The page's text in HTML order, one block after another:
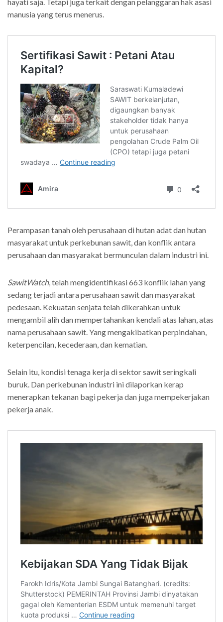
manusia yang terus menerus.
Perampasan tanah oleh perusahaan di hutan adat dan hutan
masyarakat untuk perkebunan sawit, dan konflik antara
perusahaan dan masyarakat bermunculan dalam industri ini.
SawitWatch, telah mengidentifikasi 663 konflik lahan yang
sedang terjadi antara perusahaan sawit dan masyarakat
pedesaan. Kekuatan senjata telah dikerahkan untuk
mengambil alih dan mempertahankan kendali atas lahan, atas
nama perusahaan sawit. Yang mengakibatkan perpindahan,
keterpencilan, kecederaan, dan kematian.
Selain itu, kondisi tenaga kerja di sektor sawit seringkali
buruk. Dan perkebunan industri ini dilaporkan kerap
menerapkan tekanan bagi pekerja dan juga mempekerjakan
pekerja anak.